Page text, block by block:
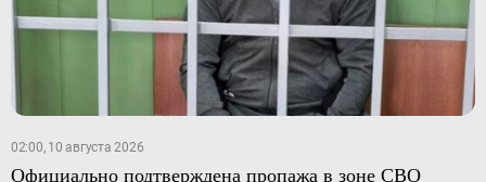
02:00, 10 августа 2026
Официально подтверждена пропажа в зоне СВО